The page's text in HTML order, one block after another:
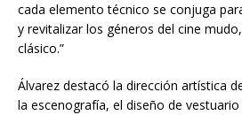
cada elemento técnico se conjuga
y revitalizar los géneros del cine
clásico.”
Álvarez destacó la dirección artística
la escenografía, el diseño de